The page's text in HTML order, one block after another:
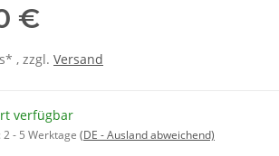
€
, zzgl. Versand
verfügbar
2 - 5 Werktage (DE - Ausland abweichend)